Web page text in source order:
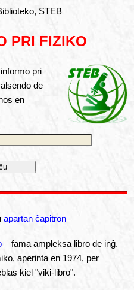
STEB
PRI FIZIKO
pri
de
en
apartan ĉapitron
– fama ampleksa libro de inĝ.
aperinta en 1974, per
kiel "viki-libro".